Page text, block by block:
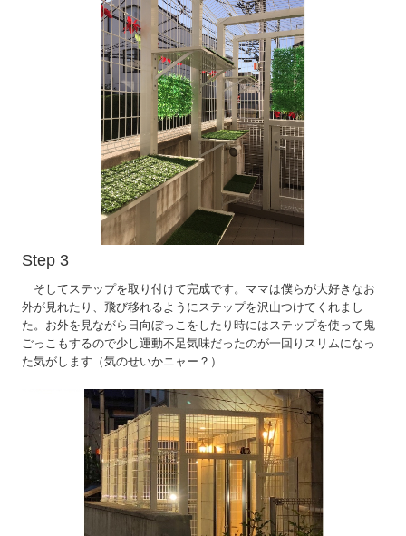
Step 3
そしてステップを取り付けて完成です。ママは僕らが大好きなお
外が見れたり、飛び移れるようにステップを沢山つけてくれまし
た。お外を見ながら日向ぼっこをしたり時にはステップを使って鬼
ごっこもするので少し運動不足気味だったのが一回りスリムになっ
た気がします（気のせいかニャー？）